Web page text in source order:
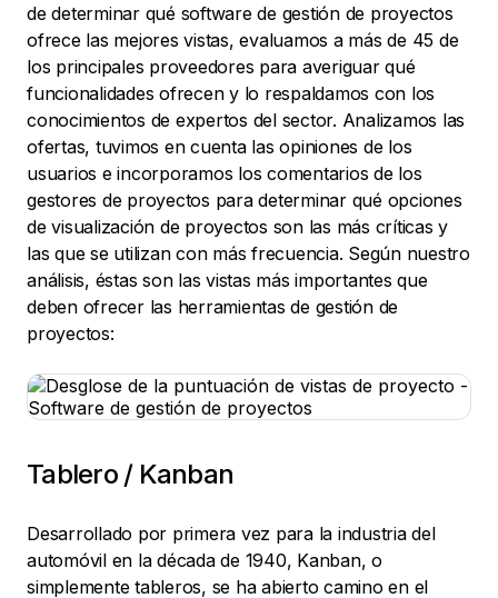
de determinar qué software de gestión de proyectos
ofrece las mejores vistas, evaluamos a más de 45 de
los principales proveedores para averiguar qué
funcionalidades ofrecen y lo respaldamos con los
conocimientos de expertos del sector. Analizamos las
ofertas, tuvimos en cuenta las opiniones de los
usuarios e incorporamos los comentarios de los
gestores de proyectos para determinar qué opciones
de visualización de proyectos son las más críticas y
las que se utilizan con más frecuencia. Según nuestro
análisis, éstas son las vistas más importantes que
deben ofrecer las herramientas de gestión de
proyectos:
Tablero / Kanban
Desarrollado por primera vez para la industria del
automóvil en la década de 1940, Kanban, o
simplemente tableros, se ha abierto camino en el